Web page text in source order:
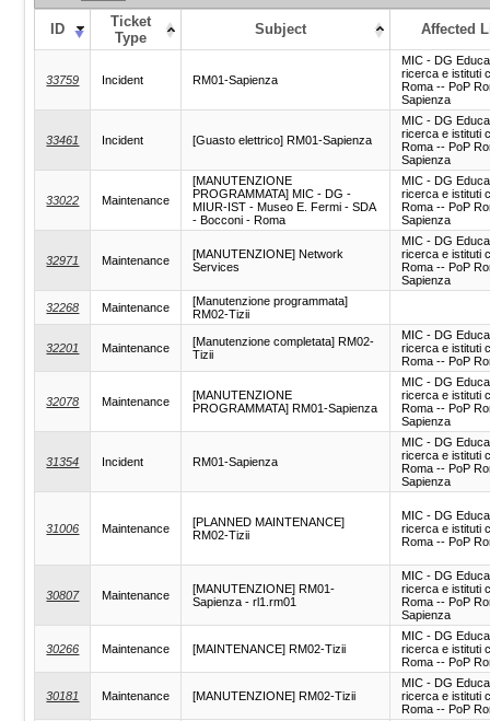
ID
Ticket
Type
Subject Affected
33759 Incident RM01-Sapienza
MIC - DG
ricerca e istituti
Roma -- PoP
Sapienza
33461 Incident [Guasto elettrico] RM01-Sapienza
MIC - DG
ricerca e istituti
Roma -- PoP
Sapienza
33022 Maintenance
[MANUTENZIONE
PROGRAMMATA] MIC - DG -
MIUR-IST - Museo E. Fermi - SDA
- Bocconi - Roma
MIC - DG
ricerca e istituti
Roma -- PoP
Sapienza
32971 Maintenance
[MANUTENZIONE] Network
Services
MIC - DG
ricerca e istituti
Roma -- PoP
Sapienza
32268 Maintenance
[Manutenzione programmata]
RM02-Tizii
32201 Maintenance
[Manutenzione completata] RM02-
Tizii
MIC - DG
ricerca e istituti
Roma -- PoP
32078 Maintenance
[MANUTENZIONE
PROGRAMMATA] RM01-Sapienza
MIC - DG
ricerca e istituti
Roma -- PoP
Sapienza
31354 Incident RM01-Sapienza
MIC - DG
ricerca e istituti
Roma -- PoP
Sapienza
31006 Maintenance
[PLANNED MAINTENANCE]
RM02-Tizii
MIC - DG
ricerca e istituti
Roma -- PoP
30807 Maintenance
[MANUTENZIONE] RM01-
Sapienza - rl1.rm01
MIC - DG
ricerca e istituti
Roma -- PoP
Sapienza
30266 Maintenance [MAINTENANCE] RM02-Tizii
MIC - DG
ricerca e istituti
Roma -- PoP
30181 Maintenance [MANUTENZIONE] RM02-Tizii
MIC - DG
ricerca e istituti
Roma -- PoP